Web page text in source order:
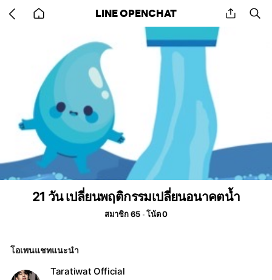
back LINE OPENCHAT share
21 วัน เปลี่ยนพฤติกรรมเปลี่ยนอนาคตน้ำ
สมาชิก 65 โน้ต 0
โอเพนแชทแนะนำ
Taratiwat Official